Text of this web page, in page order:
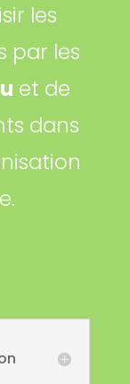
les
par les
et de
dans